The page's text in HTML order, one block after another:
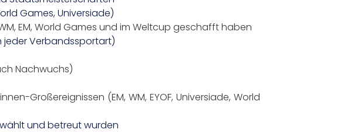
Games, Universiade)
EM, World Games und im Weltcup geschafft haben
Verbandssportart)
Nachwuchs)
Großereignissen (EM, WM, EYOF, Universiade, World
und betreut wurden